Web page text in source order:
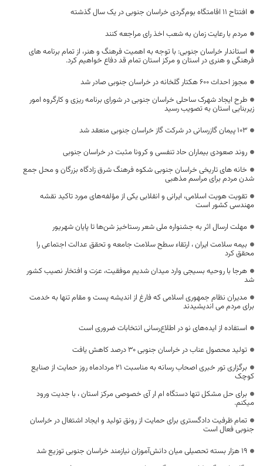
افتتاح ۱۱ اقامتگاه بوم‌گردی خراسان جنوبی در یک سال گذشته
مردم با رعایت زمان به شعب اخذ رای مراجعه کنند
استاندار خراسان جنوبی: با توجه به اهمیت فرهنگ و هنر، از تمام برنامه های
فرهنگی و هنری در استان و مرکز استان تمام قد دفاع خواهیم کرد.
مجوز احداث ۶۰۰ هکتار گلخانه در خراسان جنوبی صادر شد
طرح ایجاد شهرک ساحلی خراسان جنوبی در شورای برنامه ریزی و کارگروه امور
زیربنایی استان به تصویب رسید
103 پيمان گازرسانی در شركت گاز خراسان جنوبی منعقد شد
روند صعودی بیماران حاد تنفسی و کرونا مثبت در خراسان جنوبی
خانه های تاریخی خراسان جنوبی شکوه فرهنگ شرق زادگاه بزرگان و محل جمع
شدن مردم برای مراسم مذهبی
تقویت هویت اسلامی، ایرانی و انقلابی یکی از مؤلفه‌های مورد تاکید نقشه
مهندسی کشور است
مهلت ارسال اثر به جشنواره ملی شعر رستاخیز شن‌ها تا پایان شهریور
بیمه سلامت ایران ، ارتقاء سطح سلامت جامعه و تحقق عدالت اجتماعی را
محقق کرد
هرجا با روحیه بسیجی وارد میدان شدیم موفقیت، عزت و افتخار نصیب کشور
شد
مدیران نظام جمهوری اسلامی که فارغ از اندیشه پست و مقام تنها به خدمت
برای مردم می اندیشیدند
استفاده از ایده‌های نو در اطلاع‌رسانی انتخابات ضروری است
تولید محصول عناب در خراسان جنوبی ۳۰ درصد کاهش یافت
برگزاری تور خبری اصحاب رسانه به مناسبت ۲۱ مردادماه روز حمایت از صنایع
کوچک
برای حل مشکل تنها دستگاه ام ار آی خصوصی مرکز استان ، با جدیت ورود
میکنم.
تمام ظرفیت دادگستری برای حمایت از رونق تولید و ایجاد اشتغال در خراسان
جنوبی فعال است
۱۹ هزار بسته تحصیلی میان دانش‌آموزان نیازمند خراسان جنوبی توزیع شد